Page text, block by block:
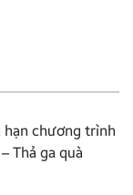
hạn chương trình
Thả ga quà